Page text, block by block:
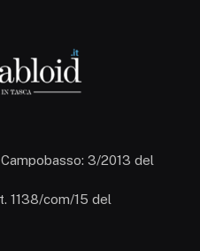
3/2013 del
1138/com/15 del